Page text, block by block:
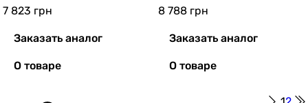
7 823 грн
Заказать аналог
О товаре
8 788 грн
Заказать аналог
О товаре